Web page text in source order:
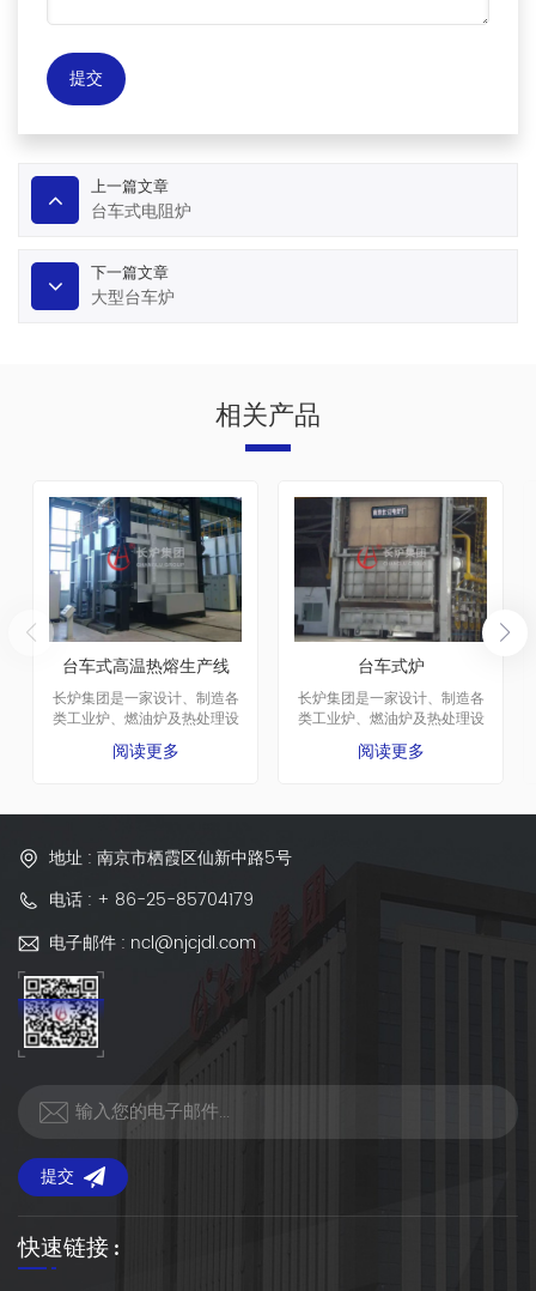
提交
上一篇文章
台车式电阻炉
下一篇文章
大型台车炉
相关产品
台车式高温热熔生产线
长炉集团是一家设计、制造各
类工业炉、燃油炉及热处理设
备的大型企业。厂区建于1975
年，总占地面积65000平方
程技术人员56人。
阅读更多
台车式炉
长炉集团是一家设计、制造各
类工业炉、燃油炉及热处理设
备的大型企业。厂区建于1975
年，总占地面积65000平方
程技术人员56人。
阅读更多
地址 : 南京市栖霞区仙新中路5号
电话 : + 86-25-85704179
电子邮件 : ncl@njcjdl.com
提交
快速链接 :